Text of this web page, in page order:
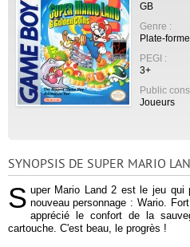
GB
Genre :
Plate-forme
PEGI :
3+
Public
Joueurs
SYNOPSIS DE SUPER MARIO
S uper Mario Land 2 est le jeu qui
nouveau personnage : Wario.
apprécié le confort de la
cartouche. C'est beau, le progrès !